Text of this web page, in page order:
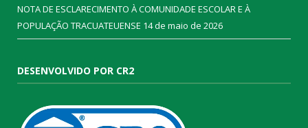
NOTA DE ESCLARECIMENTO À COMUNIDADE ESCOLAR E À
POPULAÇÃO TRACUATEUENSE 14 de maio de 2026
DESENVOLVIDO POR CR2